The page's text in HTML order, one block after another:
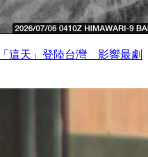
這天」登陸台灣 影響最劇